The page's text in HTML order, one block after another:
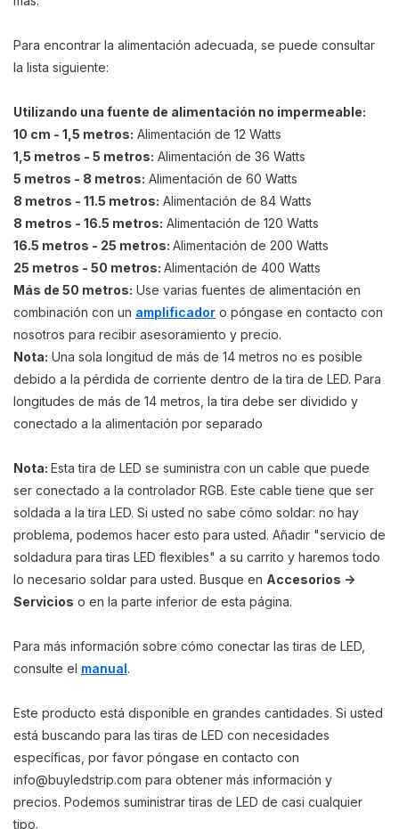
Para encontrar la alimentación adecuada, se puede consultar
la lista siguiente:
Utilizando una fuente de alimentación no impermeable:
10 cm - 1,5 metros: Alimentación de 12 Watts
1,5 metros - 5 metros: Alimentación de 36 Watts
5 metros - 8 metros: Alimentación de 60 Watts
8 metros - 11.5 metros: Alimentación de 84 Watts
8 metros - 16.5 metros: Alimentación de 120 Watts
16.5 metros - 25 metros: Alimentación de 200 Watts
25 metros - 50 metros: Alimentación de 400 Watts
Más de 50 metros: Use varias fuentes de alimentación en
combinación con un amplificador o póngase en contacto con
nosotros para recibir asesoramiento y precio.
Nota: Una sola longitud de más de 14 metros no es posible
debido a la pérdida de corriente dentro de la tira de LED. Para
longitudes de más de 14 metros, la tira debe ser dividido y
conectado a la alimentación por separado
Nota: Esta tira de LED se suministra con un cable que puede
ser conectado a la controlador RGB. Este cable tiene que ser
soldada a la tira LED. Si usted no sabe cómo soldar: no hay
problema, podemos hacer esto para usted. Añadir "servicio de
soldadura para tiras LED flexibles" a su carrito y haremos todo
lo necesario soldar para usted. Busque en Accesorios ->
Servicios o en la parte inferior de esta página.
Para más información sobre cómo conectar las tiras de LED,
consulte el manual.
Este producto está disponible en grandes cantidades. Si usted
está buscando para las tiras de LED con necesidades
específicas, por favor póngase en contacto con
info@buyledstrip.com para obtener más información y
precios. Podemos suministrar tiras de LED de casi cualquier
tipo.